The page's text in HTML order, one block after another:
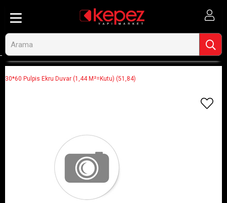
30*60 Pulpis Ekru Duvar (1,44 M²=Kutu) (51,84)